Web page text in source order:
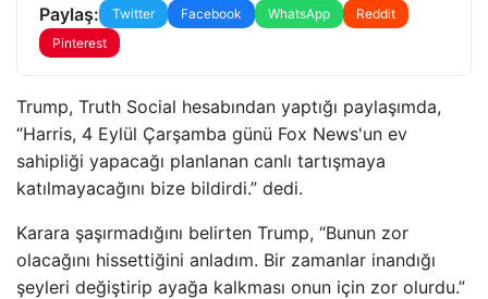
Paylaş: Twitter Facebook WhatsApp
Reddit
Pinterest
Trump, Truth Social hesabından yaptığı paylaşımda,
“Harris, 4 Eylül Çarşamba günü Fox News'un ev
sahipliği yapacağı planlanan canlı tartışmaya
katılmayacağını bize bildirdi.” dedi.
Karara şaşırmadığını belirten Trump, “Bunun zor
olacağını hissettiğini anladım. Bir zamanlar inandığı
şeyleri değiştirip ayağa kalkması onun için zor olurdu.”